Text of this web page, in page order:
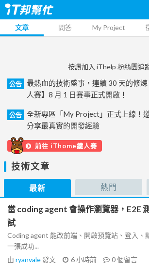
文章 問答 My Project
按讚加入 iThelp 粉絲團追
公告
最熱血的技術盛事，連續 30 天的修
人賽】8 月 1 日賽事正式開啟！
公告
全新專區「My Project」正式上線！
分享最真實的開發經驗
前往 iThome鐵人賽
技術文章
最新 熱門
當 coding agent 會操作瀏覽器，E2E
試
Coding agent 能改前端、開啟預覽站、登入、
一張成功...
由 ryanvale發文 6 小時前 0個留言